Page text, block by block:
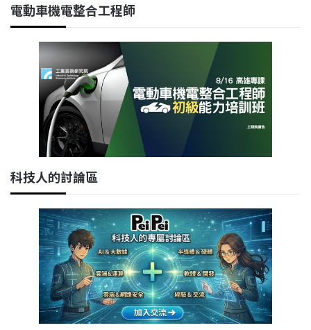
電動車機電整合工程師
科技人的討論區